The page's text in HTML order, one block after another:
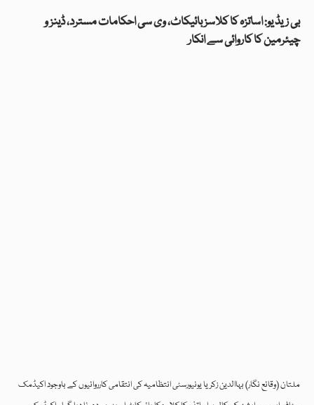
بی زیڈ یو: اساتزہ کا کلاسز بائیکاٹ، وی سی احکامات مسترد، ڈینز و
چیئرمین کا کاروائی سے انکار
ملتان (وقائع نگار) بہاالدین زکریا یونیورسٹی انتظامیہ کی انتقامی کارروائیوں کے باوجود اکیڈمک